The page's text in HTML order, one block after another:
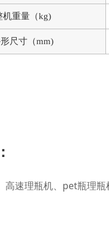
机重量（kg)
尺寸（mm)
高速理瓶机、pet瓶理瓶